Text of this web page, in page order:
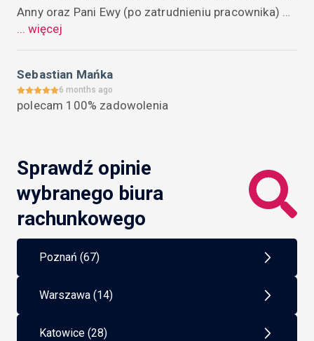
Anny oraz Pani Ewy (po zatrudnieniu pracownika)
powoduje,że po dostarczeniu dokumentów do biura
rozliczone na bieżąco.Wiedza i profesjonalizm Pani
Anny Duda i Ewy Cesarz zachęca do korzystania z
usług Waszego biura.Polecam innym
... więcej
Sebastian Mańka
6 months ago
polecam 100% zadowolenia
Sprawdź opinie
wybranego biura
rachunkowego
Poznań (67)
Warszawa (14)
Katowice (28)